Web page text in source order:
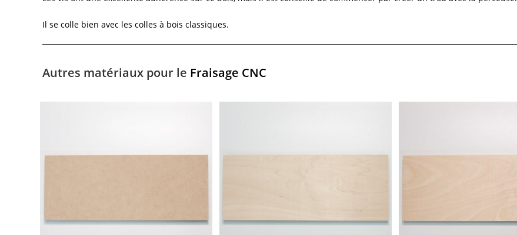
Il se colle bien avec les colles à bois classiques.
Autres matériaux pour le Fraisage CNC